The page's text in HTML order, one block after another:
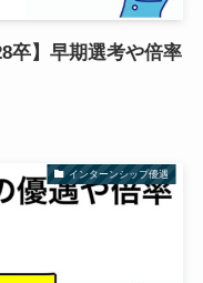
卒】早期選考や倍率
インターンシップ優遇